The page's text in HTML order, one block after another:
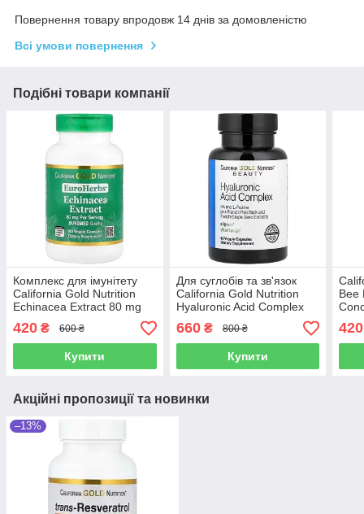
Повернення товару впродовж 14 днів за домовленістю
Всі умови повернення
Подібні товари компанії
Комплекс для імунітету
California Gold Nutrition
Echinacea Extract 80 mg
(180 капсул.)
420 ₴ 600 ₴
Купити
Для суглобів та зв'язок
California Gold Nutrition
Hyaluronic Acid Complex
(60 капсул.)
660₴ 800 ₴
Купити
Bee
mg
420
Акційні пропозиції та новинки
–13%